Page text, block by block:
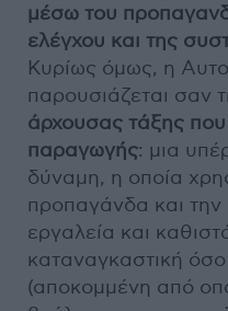
μέσω του
ελέγχου και της
Κυρίως όμως, η
παρουσιάζεται σαν
άρχουσας τάξης
παραγωγής: μια
δύναμη, η οποία
προπαγάνδα και την
εργαλεία και
καταναγκαστική
(αποκομμένη από